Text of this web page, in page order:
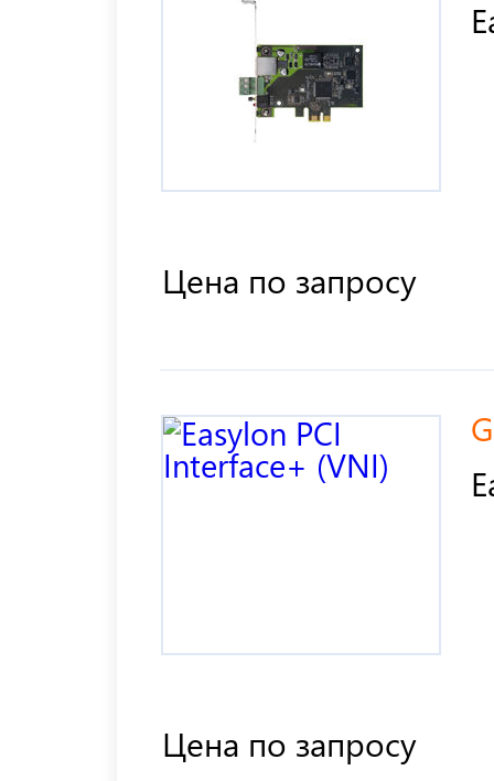
Цена по запросу
Цена по запросу